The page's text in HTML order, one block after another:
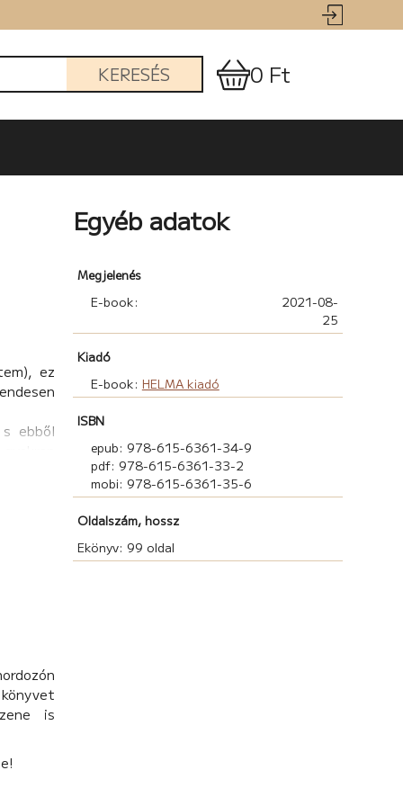
KERESÉS 0 Ft
ez
ebből
csak
és az
is
Egyéb adatok
Megjelenés
E-book:
2021-08-
25
Kiadó
E-book: HELMA kiadó
ISBN
epub: 978-615-6361-34-9
pdf: 978-615-6361-33-2
mobi: 978-615-6361-35-6
Oldalszám, hossz
Ekönyv: 99 oldal